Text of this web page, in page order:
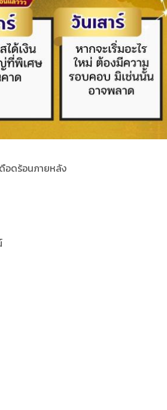
อดร้อนภายหลัง